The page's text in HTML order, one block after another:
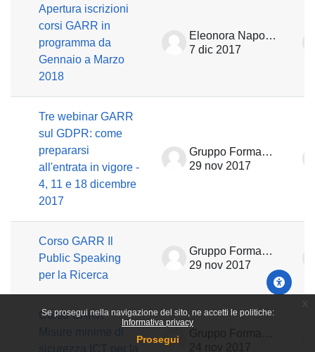
Se prosegui nella navigazione del sito, ne accetti le politiche:
Informativa privacy
Prosegui
Apertura iscrizioni
corsi GARR in
programma da
Gennaio a Marzo
2018
Eleonora Napolitano
7 dic 2017
Tre webinar GARR
sul GDPR: come
prepararsi
all'entrata in vigore -
4, 11 e 18 dicembre
2017
Gruppo Formazione
29 nov 2017
Corso GARR Il
Public Speaking
per la Ricerca
Gruppo Formazione
29 nov 2017
Corso GARR